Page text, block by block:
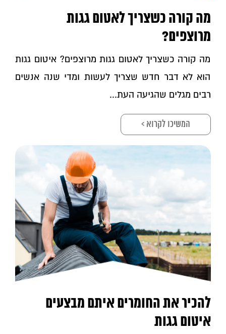
מה קורה כשצריך לאטום גגות
מרוצפים?
מה קורה כשצריך לאטום גגות מרוצפים? איטום גגות
הוא לא דבר חדש שצריך לעשות ומדי שנה אנשים
רבים מגלים שהגיעה העת...
המשיכו לקרוא >
להכיר את החומרים איתם מבצעים
איטום גגות